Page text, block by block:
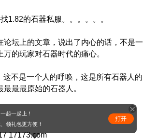
1.82的石器私服。。。。。。
论坛上的文章，说出了内心的话，不是一
的玩家对石器时代的痛心。
这不是一个人的呼唤，这是所有石器人的
最最原始的石器人。
17173.com
起一起上！
领礼包更方便！
打开